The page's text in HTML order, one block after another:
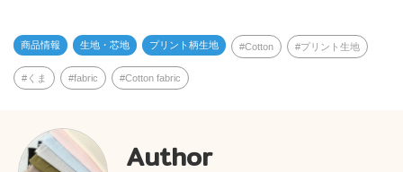
商品情報 生地・芯地 プリント柄生地 Cotton プリント生地
くま fabric Cotton fabric
Author